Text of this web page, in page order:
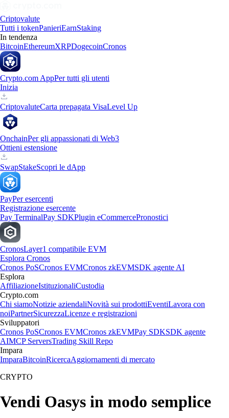
Criptovalute
Tutti i tokenPanieriEarnStaking
In tendenza
BitcoinEthereumXRPDogecoinCronos
Crypto.com AppPer tutti gli utenti
Inizia
CriptovaluteCarta prepagata VisaLevel Up
OnchainPer gli appassionati di Web3
Ottieni estensione
SwapStakeScopri le dApp
PayPer esercenti
Registrazione esercente
Pay TerminalPay SDKPlugin eCommercePronostici
CronosLayer1 compatibile EVM
Esplora Cronos
Cronos PoSCronos EVMCronos zkEVMSDK agente AI
Esplora
AffiliazioneIstituzionaliCustodia
Crypto.com
Chi siamoNotizie aziendaliNovità sui prodottiEventiLavora con
noiPartnerSicurezzaLicenze e registrazioni
Sviluppatori
Cronos PoSCronos EVMCronos zkEVMPay SDKSDK agente
AIMCP ServersTrading Skill Repo
Impara
ImparaBitcoinRicercaAggiornamenti di mercato
CRYPTO
Vendi Oasys in modo semplice